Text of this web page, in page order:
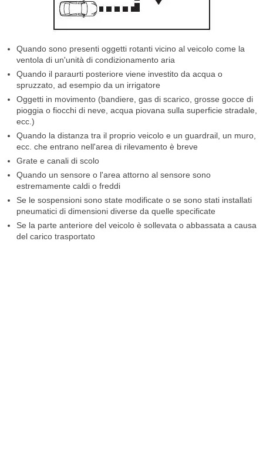
Quando sono presenti oggetti rotanti vicino al veicolo come la
ventola di un'unità di condizionamento aria
Quando il paraurti posteriore viene investito da acqua o
spruzzato, ad esempio da un irrigatore
Oggetti in movimento (bandiere, gas di scarico, grosse gocce di
pioggia o fiocchi di neve, acqua piovana sulla superficie stradale,
ecc.)
Quando la distanza tra il proprio veicolo e un guardrail, un muro,
ecc. che entrano nell'area di rilevamento è breve
Grate e canali di scolo
Quando un sensore o l'area attorno al sensore sono
estremamente caldi o freddi
Se le sospensioni sono state modificate o se sono stati installati
pneumatici di dimensioni diverse da quelle specificate
Se la parte anteriore del veicolo è sollevata o abbassata a causa
del carico trasportato